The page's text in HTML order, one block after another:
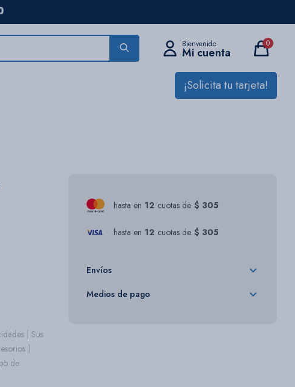
¡Solicita tu tarjeta!
0
| Sus
|
de
hasta en 12 cuotas de $ 305
hasta en 12 cuotas de $ 305
Envíos
Medios de pago